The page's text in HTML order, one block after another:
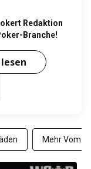
Redaktion
Branche!
Mehr Vom